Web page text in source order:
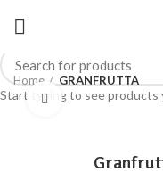
Home
GRANFRUTTA
Click to enlarge
Start typing to see products